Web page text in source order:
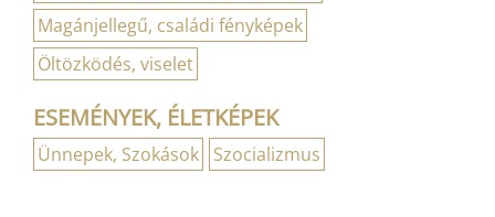
Magánjellegű, családi fényképek
Öltözködés, viselet
ESEMÉNYEK, ÉLETKÉPEK
Ünnepek, Szokások Szocializmus